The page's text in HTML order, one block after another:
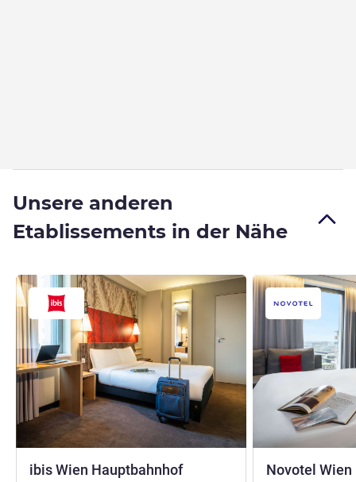
Unsere anderen
Etablissements in der Nähe
ibis Wien Hauptbahnhof Novotel